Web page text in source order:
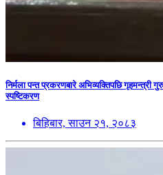
निर्मला पन्त प्रकरणबारे अभिव्यक्तिपछि गृहमन्त्री
स्पष्टिकरण
बिहिबार, साउन २१, २०८३